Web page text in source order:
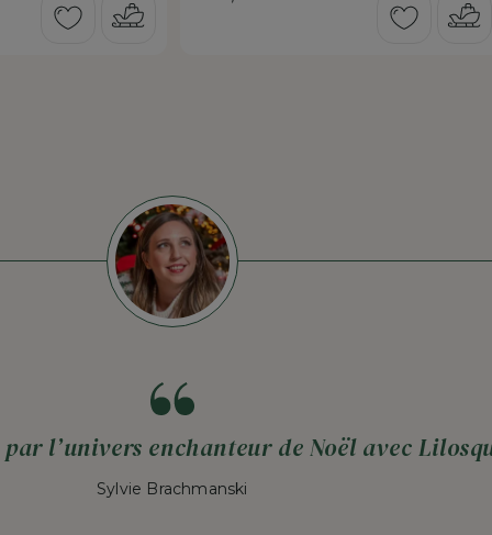
l’univers enchanteur de Noël avec
Sylvie Brachmanski